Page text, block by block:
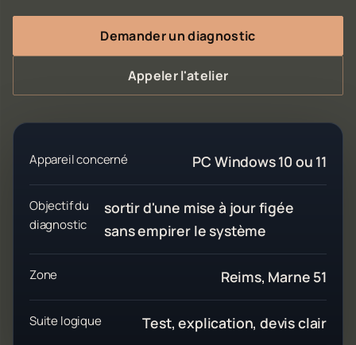
Demander un diagnostic
Appeler l'atelier
Appareil concerné PC Windows 10 ou 11
Objectif du
diagnostic
sortir d'une mise à jour figée
sans empirer le système
Zone Reims, Marne 51
Suite logique Test, explication, devis clair